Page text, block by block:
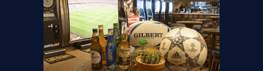
店舗情報・ご予約
パセラリゾーツ